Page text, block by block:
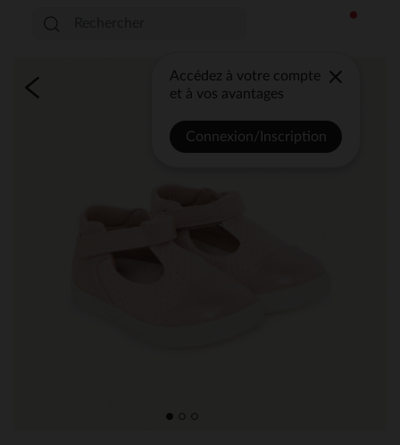
Accédez à votre compte
et à vos avantages
Connexion/Inscription